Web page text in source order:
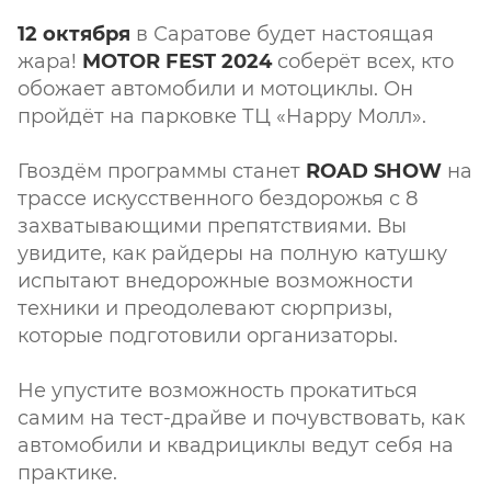
12 октября в Саратове будет настоящая
жара! MOTOR FEST 2024соберёт всех, кто
обожает автомобили и мотоциклы. Он
пройдёт на парковке ТЦ «Happy Молл».
Гвоздём программы станет ROAD SHOW на
трассе искусственного бездорожья с 8
захватывающими препятствиями. Вы
увидите, как райдеры на полную катушку
испытают внедорожные возможности
техники и преодолевают сюрпризы,
которые подготовили организаторы.
Не упустите возможность прокатиться
самим на тест-драйве и почувствовать, как
автомобили и квадрициклы ведут себя на
практике.